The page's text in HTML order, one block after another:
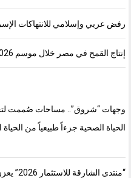
رفض عربي وإسلامي للانتهاكات
إنتاج القمح في مصر خلال موسم 2026، يتجاوز 10 ملايين طن
وجهات “شروق”.. مساحات صُممت
الحياة الصحية جزءاً طبيعياً من الحياة
“منتدى